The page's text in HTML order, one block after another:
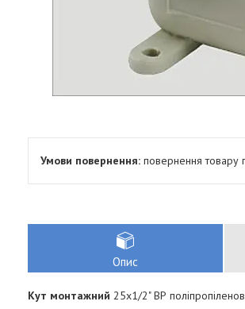
повернення товару
Опис
Кут монтажний 25х1/2" ВР